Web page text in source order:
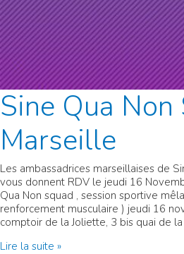
Sine Qua Non
Marseille
Les ambassadrices marseillaises de
vous donnent RDV le jeudi 16
Qua Non squad , session sportive
renforcement musculaire ) jeudi 16
comptoir de la Joliette, 3 bis quai de
Sine
Lire la suite »